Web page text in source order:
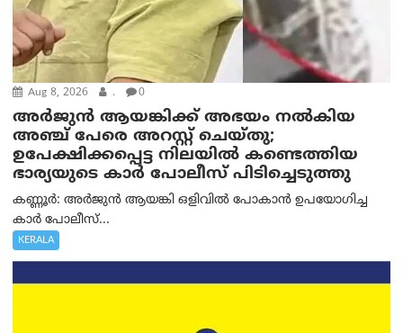
Aug 8, 2026 . 0
അര്‍ജുന്‍ ആയങ്കിക്ക് അഭയം നല്‍കിയ
അഞ്ച് പേരെ അറസ്റ്റ് ചെയ്തു;
ഉപേക്ഷിക്കപ്പെട്ട നിലയില്‍ കണ്ടെത്തിയ
ഭാര്യയുടെ കാര്‍ പോലീസ് പിടിച്ചെടുത്തു
കണ്ണൂർ: അർജുൻ ആയങ്കി ഒളിവിൽ പോകാൻ ഉപയോഗിച്ച
കാർ പോലീസ്...
KERALA